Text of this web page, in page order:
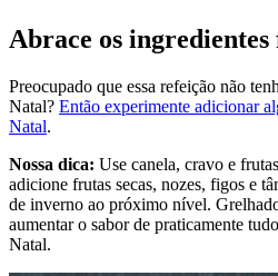
Abrace os ingredientes
Preocupado que essa refeição não
Natal? Então experimente adicionar
Natal.
Nossa dica: Use canela, cravo e
adicione frutas secas, nozes, figos e
de inverno ao próximo nível.
aumentar o sabor de praticamente
Natal.